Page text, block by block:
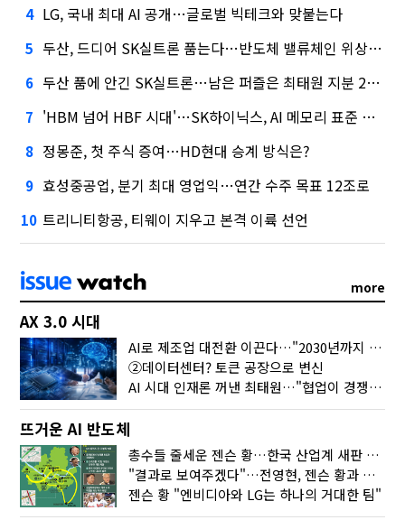
4 LG, 국내 최대 AI 공개…글로벌 빅테크와 맞붙는다
5 두산, 드디어 SK실트론 품는다…반도체 밸류체인 위상 강화
6 두산 품에 안긴 SK실트론…남은 퍼즐은 최태원 지분 29.4%
7 'HBM 넘어 HBF 시대'…SK하이닉스, AI 메모리 표준 선점 나섰다
8 정몽준, 첫 주식 증여…HD현대 승계 방식은?
9 효성중공업, 분기 최대 영업익…연간 수주 목표 12조로
10 트리니티항공, 티웨이 지우고 본격 이륙 선언
more
AX 3.0 시대
AI로 제조업 대전환 이끈다…"2030년까지 민관합동 20조 투자"
②데이터센터? 토큰 공장으로 변신
AI 시대 인재론 꺼낸 최태원…"협업이 경쟁력"
뜨거운 AI 반도체
총수들 줄세운 젠슨 황…한국 산업계 새판 짰다
"결과로 보여주겠다"…전영현, 젠슨 황과 HBM5 논의
젠슨 황 "엔비디아와 LG는 하나의 거대한 팀"